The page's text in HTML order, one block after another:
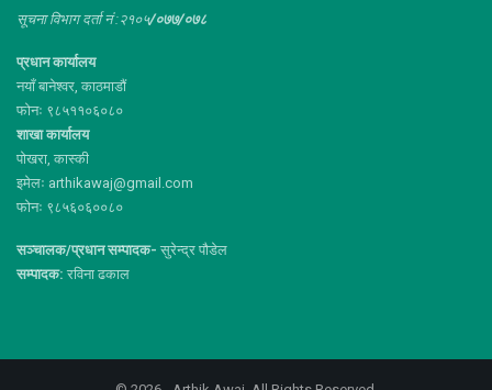
सूचना विभाग दर्ता नं :२१०५/०७७/०७८
प्रधान कार्यालय
नयाँ बानेश्वर, काठमाडौं
फोनः ९८५११०६०८०
शाखा कार्यालय
पोखरा, कास्की
इमेलः arthikawaj@gmail.com
फोनः ९८५६०६००८०
सञ्चालक/प्रधान सम्पादक- सुरेन्द्र पौडेल
सम्पादक: रविना ढकाल